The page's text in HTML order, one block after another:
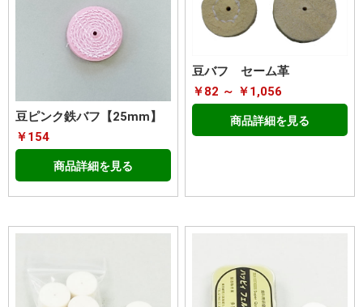
豆ピンク鉄バフ【25mm】
￥154
商品詳細を見る
豆バフ セーム革
￥82 ～ ￥1,056
商品詳細を見る